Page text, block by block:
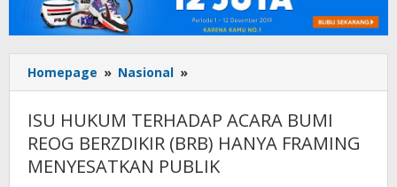
Homepage » Nasional »
HUKUM
ACARA
BUMI
REOG
ISU HUKUM TERHADAP ACARA BUMI
REOG BERZDIKIR (BRB) HANYA FRAMING
MENYESATKAN PUBLIK